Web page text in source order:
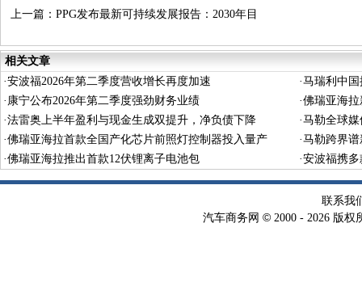
上一篇： PPG发布最新可持续发展报告：2030年目
相关文章
·安波福2026年第二季度营收增长再度加速 ·马瑞利中
· 康宁公布2026年第二季度强劲财务业绩 ·佛瑞亚海
·法雷奥上半年盈利与现金生成双提升，净负债下降 ·马勒全球
·佛瑞亚海拉首款全国产化芯片前照灯控制器投入量产 ·马勒跨界
·佛瑞亚海拉推出首款12伏锂离子电池包 ·安波福携
联系我
汽车商务网 © 2000 - 2026 版权